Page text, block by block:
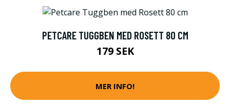
PETCARE TUGGBEN MED ROSETT 80 CM
179 SEK
MER INFO!